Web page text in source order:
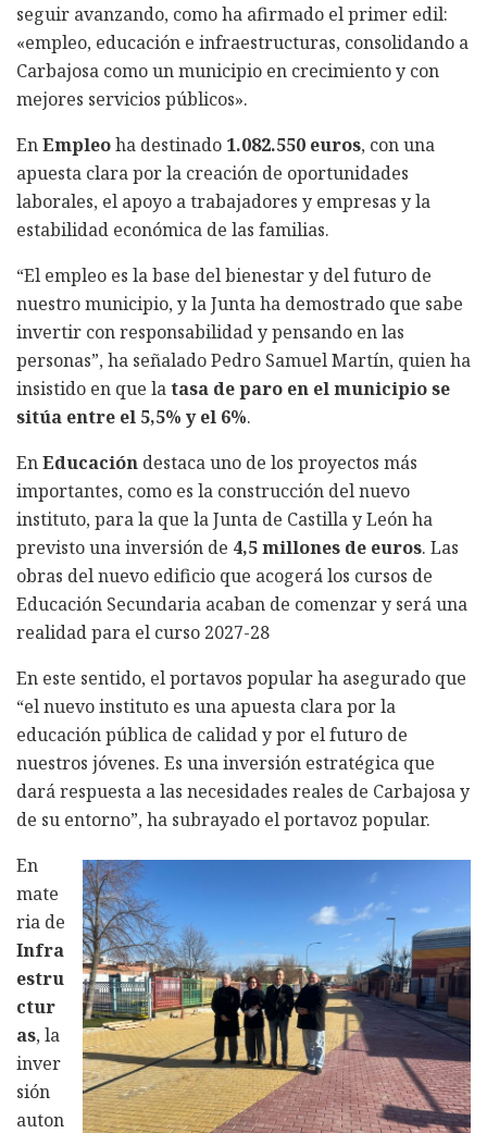
seguir avanzando, como ha afirmado el primer edil:
«empleo, educación e infraestructuras, consolidando a
Carbajosa como un municipio en crecimiento y con
mejores servicios públicos».
EnEmpleoha destinado 1.082.550 euros, con una
apuesta clara por la creación de oportunidades
laborales, el apoyo a trabajadores y empresas y la
estabilidad económica de las familias.
“El empleo es la base del bienestar y del futuro de
nuestro municipio, y la Junta ha demostrado que sabe
invertir con responsabilidad y pensando en las
personas”, ha señalado Pedro Samuel Martín, quien ha
insistido en que latasa de paro en el municipio se
sitúa entre el 5,5% y el 6%.
EnEducación destaca uno de los proyectos más
importantes, como es la construcción del nuevo
instituto, para la que la Junta de Castilla y León ha
previsto una inversión de 4,5 millones de euros. Las
obras del nuevo edificio que acogerá los cursos de
Educación Secundaria acaban de comenzar y será una
realidad para el curso 2027-28
En este sentido, el portavos popular ha asegurado que
“el nuevo instituto es una apuesta clara por la
educación pública de calidad y por el futuro de
nuestros jóvenes. Es una inversión estratégica que
dará respuesta a las necesidades reales de Carbajosa y
de su entorno”, ha subrayado el portavoz popular.
En
mate
ria de
Infra
estru
ctur
as, la
inver
sión
auton